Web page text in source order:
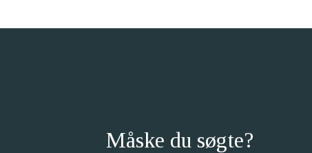
Måske du søgte?